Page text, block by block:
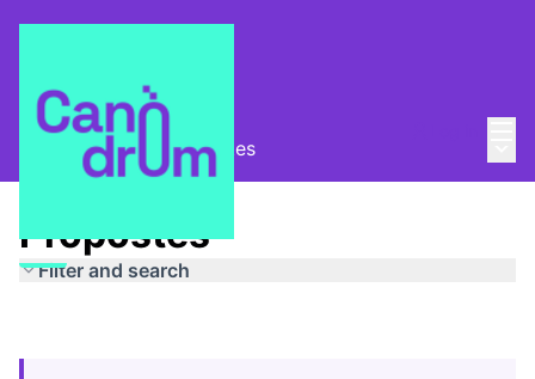
Pla Estratègic Propostes
Propostes
Filter and search